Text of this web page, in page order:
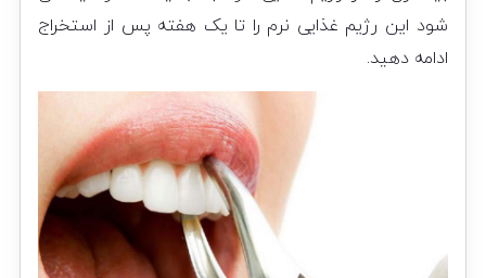
شود این رژیم غذایی نرم را تا یک هفته پس از استخراج
ادامه دهید.